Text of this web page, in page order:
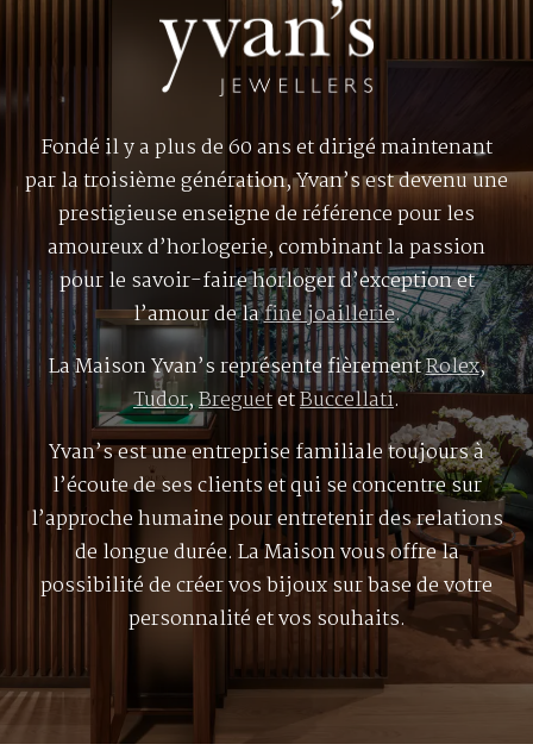
Fondé il y a plus de 60 ans et dirigé maintenant
par la troisième génération, Yvan’s est devenu une
prestigieuse enseigne de référence pour les
amoureux d’horlogerie, combinant la passion
pour le savoir-faire horloger d’exception et
l’amour de lafine joaillerie.
La Maison Yvan’s représente fièrementRolex,
Tudor,BreguetetBuccellati.
Yvan’s est une entreprise familiale toujours à
l’écoute de ses clients et qui se concentre sur
l’approche humaine pour entretenir des relations
de longue durée. La Maison vous offre la
possibilité de créer vos bijoux sur base de votre
personnalité et vos souhaits.